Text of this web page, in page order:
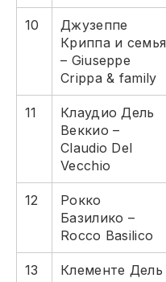
10
Джузеппе
Криппа и семья
– Giuseppe
Crippa & family
11
Клаудио Дель
Веккио –
Claudio Del
Vecchio
12
Рокко
Базилико –
Rocco Basilico
13
Клементе Дель